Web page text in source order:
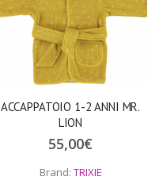
ACCAPPATOIO 1-2 ANNI MR.
LION
55,00€
Brand: TRIXIE